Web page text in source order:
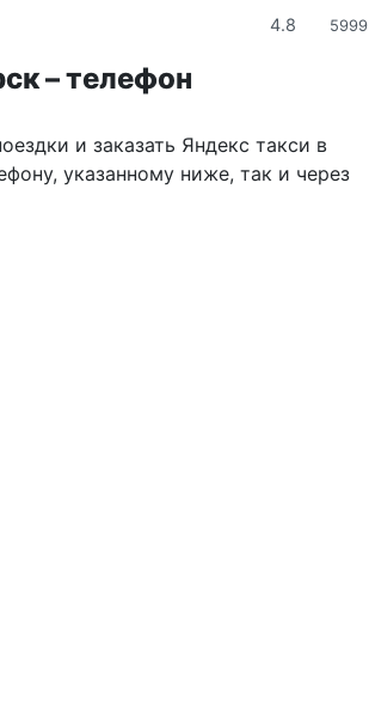
5999
4.8
– телефон
и заказать Яндекс такси в
указанному ниже, так и через